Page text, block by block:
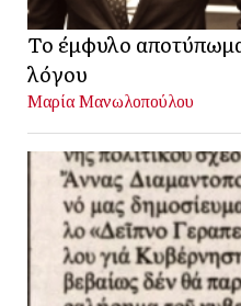
Το έμφυλο
λόγου
Μαρία Μανωλοπούλου